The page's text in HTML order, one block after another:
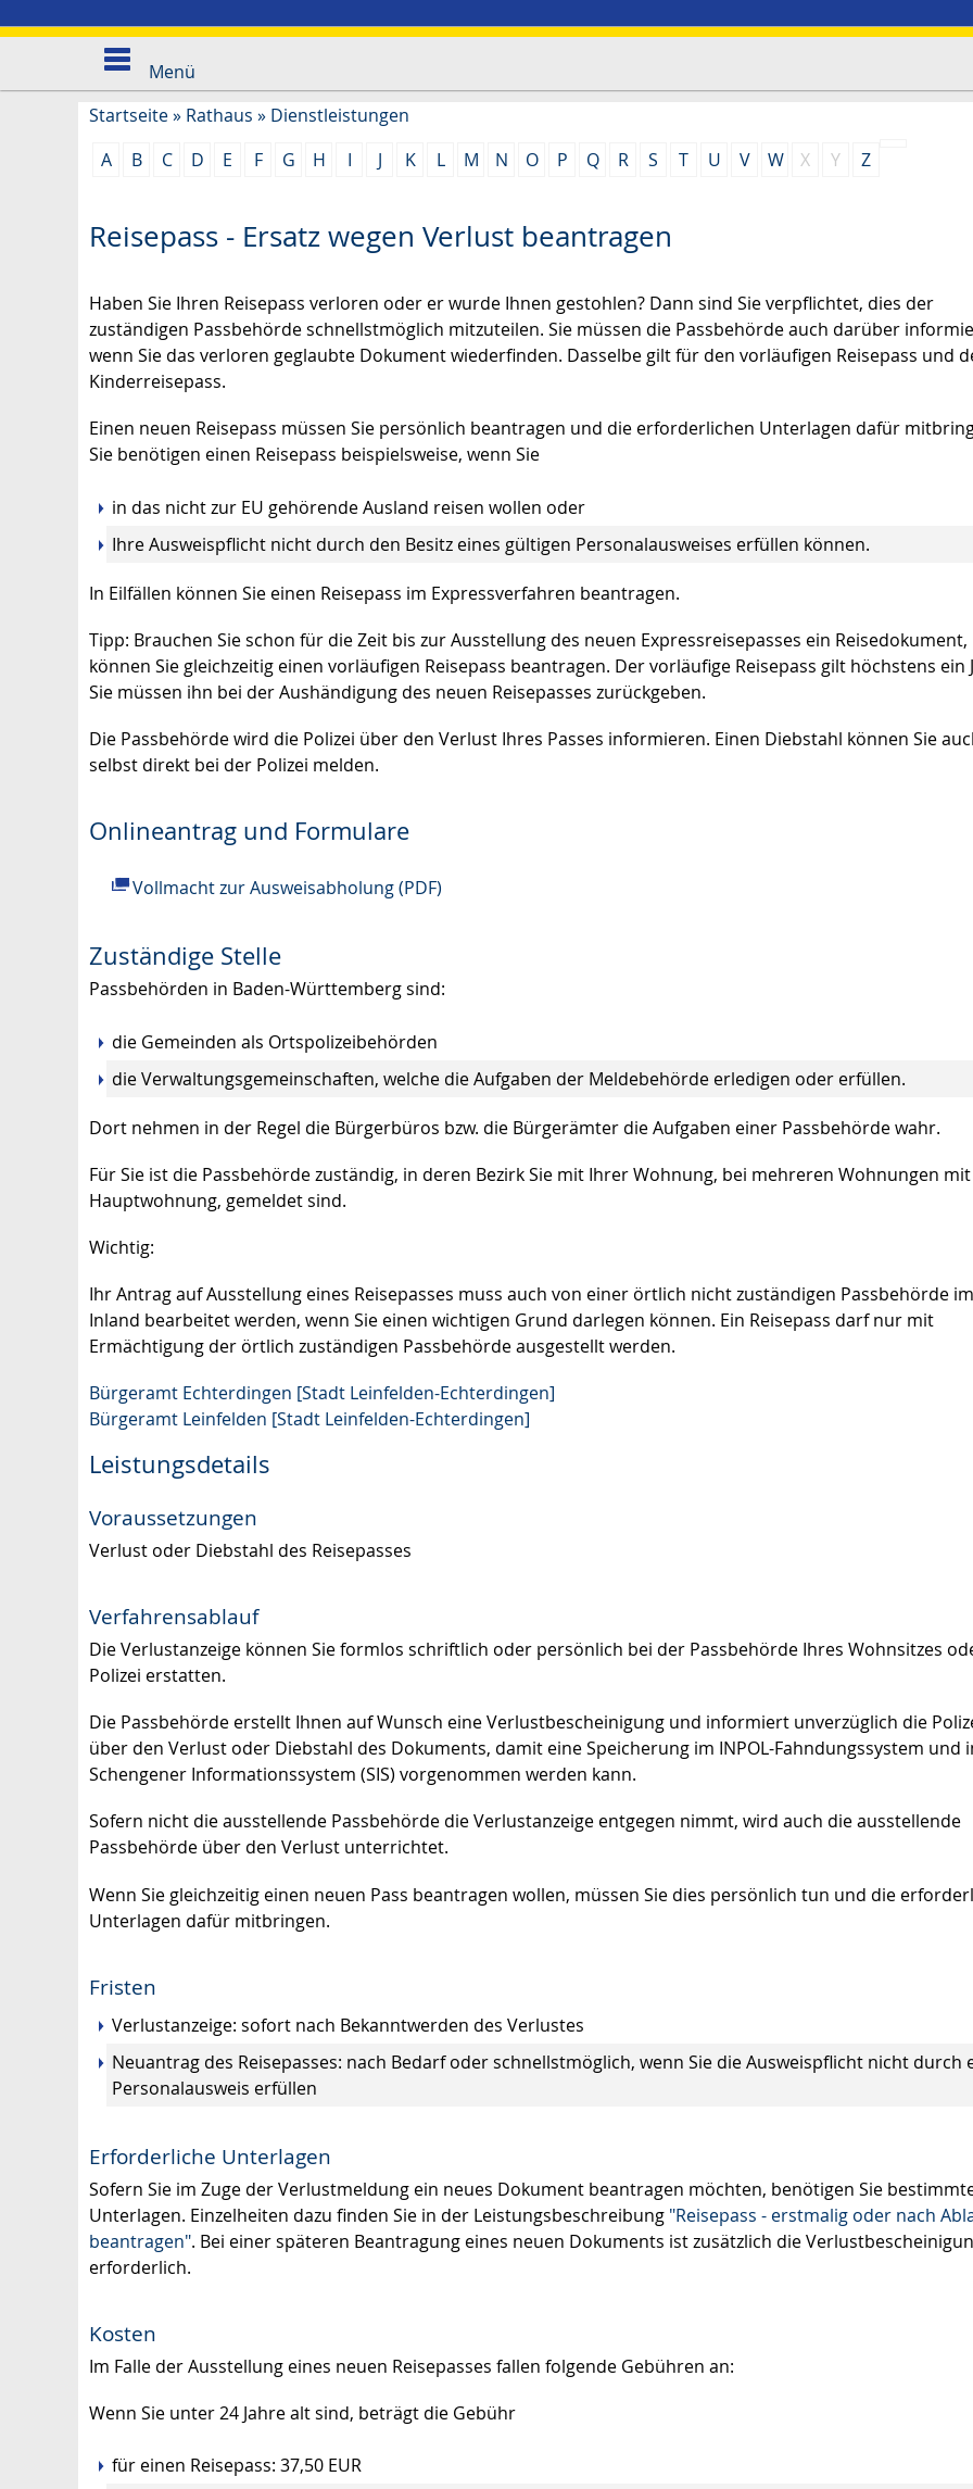
Menü
Startseite» Rathaus » Dienstleistungen
A
B C D E F G H I J K L M N O P Q R S T U V W X Y Z
Reisepass - Ersatz wegen Verlust beantragen
Haben Sie Ihren Reisepass verloren oder er wurde Ihnen gestohlen? Dann sind Sie verpflichtet, dies der
zuständigen Passbehörde schnellstmöglich mitzuteilen. Sie müssen die Passbehörde auch darüber
wenn Sie das verloren geglaubte Dokument wiederfinden. Dasselbe gilt für den vorläufigen Reisepass und
Kinderreisepass.
Einen neuen Reisepass müssen Sie persönlich beantragen und die erforderlichen Unterlagen dafür
Sie benötigen einen Reisepass beispielsweise, wenn Sie
in das nicht zur EU gehörende Ausland reisen wollen oder
Ihre Ausweispflicht nicht durch den Besitz eines gültigen Personalausweises erfüllen können.
In Eilfällen können Sie einen Reisepass im Expressverfahren beantragen.
Tipp: Brauchen Sie schon für die Zeit bis zur Ausstellung des neuen Expressreisepasses ein Reisedokument,
können Sie gleichzeitig einen vorläufigen Reisepass beantragen. Der vorläufige Reisepass gilt höchstens ein
Sie müssen ihn bei der Aushändigung des neuen Reisepasses zurückgeben.
Die Passbehörde wird die Polizei über den Verlust Ihres Passes informieren. Einen Diebstahl können Sie
selbst direkt bei der Polizei melden.
Onlineantrag und Formulare
Vollmacht zur Ausweisabholung (PDF)
Zuständige Stelle
Passbehörden in Baden-Württemberg sind:
die Gemeinden als Ortspolizeibehörden
die Verwaltungsgemeinschaften, welche die Aufgaben der Meldebehörde erledigen oder erfüllen.
Dort nehmen in der Regel die Bürgerbüros bzw. die Bürgerämter die Aufgaben einer Passbehörde wahr.
Für Sie ist die Passbehörde zuständig, in deren Bezirk Sie mit Ihrer Wohnung, bei mehreren Wohnungen
Hauptwohnung, gemeldet sind.
Wichtig:
Ihr Antrag auf Ausstellung eines Reisepasses muss auch von einer örtlich nicht zuständigen Passbehörde im
Inland bearbeitet werden, wenn Sie einen wichtigen Grund darlegen können. Ein Reisepass darf nur mit
Ermächtigung der örtlich zuständigen Passbehörde ausgestellt werden.
Bürgeramt Echterdingen [Stadt Leinfelden-Echterdingen]
Bürgeramt Leinfelden [Stadt Leinfelden-Echterdingen]
Leistungsdetails
Voraussetzungen
Verlust oder Diebstahl des Reisepasses
Verfahrensablauf
Die Verlustanzeige können Sie formlos schriftlich oder persönlich bei der Passbehörde Ihres Wohnsitzes
Polizei erstatten.
Die Passbehörde erstellt Ihnen auf Wunsch eine Verlustbescheinigung und informiert unverzüglich die
über den Verlust oder Diebstahl des Dokuments, damit eine Speicherung im INPOL-Fahndungssystem und
Schengener Informationssystem (SIS) vorgenommen werden kann.
Sofern nicht die ausstellende Passbehörde die Verlustanzeige entgegen nimmt, wird auch die ausstellende
Passbehörde über den Verlust unterrichtet.
Wenn Sie gleichzeitig einen neuen Pass beantragen wollen, müssen Sie dies persönlich tun und die
Unterlagen dafür mitbringen.
Fristen
Verlustanzeige: sofort nach Bekanntwerden des Verlustes
Neuantrag des Reisepasses: nach Bedarf oder schnellstmöglich, wenn Sie die Ausweispflicht nicht durch
Personalausweis erfüllen
Erforderliche Unterlagen
Sofern Sie im Zuge der Verlustmeldung ein neues Dokument beantragen möchten, benötigen Sie
Unterlagen. Einzelheiten dazu finden Sie in der Leistungsbeschreibung "Reisepass - erstmalig oder nach
beantragen". Bei einer späteren Beantragung eines neuen Dokuments ist zusätzlich die
erforderlich.
Kosten
Im Falle der Ausstellung eines neuen Reisepasses fallen folgende Gebühren an:
Wenn Sie unter 24 Jahre alt sind, beträgt die Gebühr
für einen Reisepass: 37,50 EUR